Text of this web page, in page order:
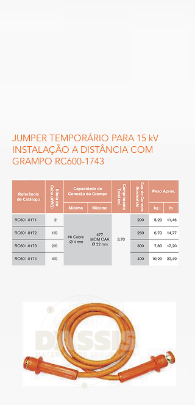
JUMPER TEMPORÁRIO PARA 15 kV
INSTALAÇÃO A DISTÂNCIA COM
GRAMPO RC600-1743